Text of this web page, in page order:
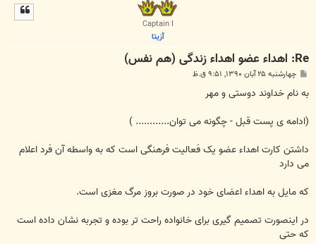
Captain I
آزیتا
Re: اهداء عضو اهداء زندگی (هم نفس)
پ
ت
چهارشنبه ۲۵ آبان ۱۳۹۰, ۹:۵۱ ق.ظ
به نام خداوند دوستی و مهر
(ادامه ی پست قبل - چگونه می توان............ )
داشتن کارت اهداء عضو یک فعالیت فرهنگی است که به واسطه آن فرد اعلام
می دارد
که مایل به اهداء اعضای خود در صورت بروز مرگ مغزی است.
در اینصورت تصمیم گیری برای خانواده راحت تر بوده و تجربه نشان داده است
که حتی